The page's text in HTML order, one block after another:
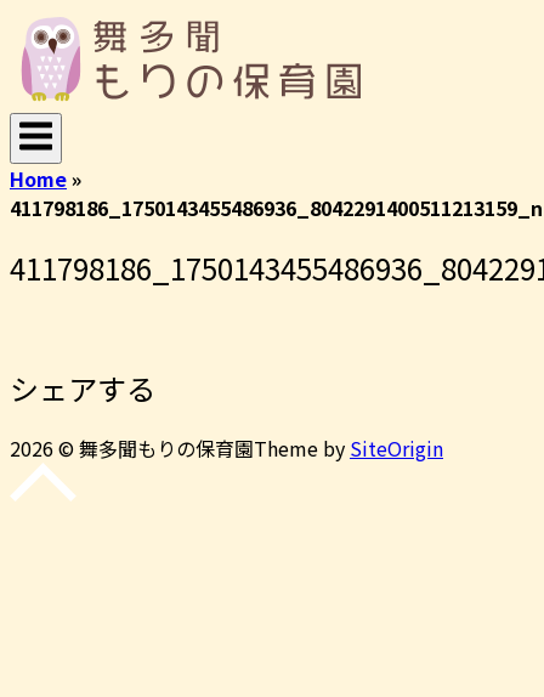
ン
テ
ン
ツ
へ
ス
ッ
プ
ー
ム
Home»
411798186_1750143455486936_8042291400511213159_n
シェアする
2026 © 舞多聞もりの保育園Theme by SiteOrigin
先
頭